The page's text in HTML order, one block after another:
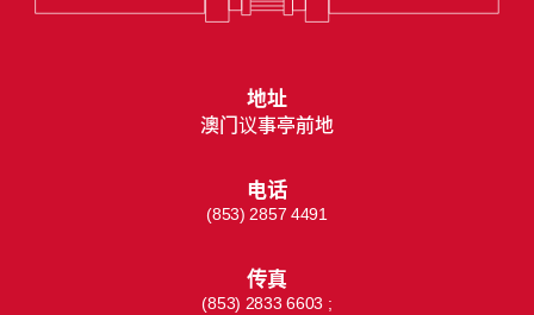
地址
澳门议事亭前地
电话
(853) 2857 4491
传真
(853) 2833 6603 ;